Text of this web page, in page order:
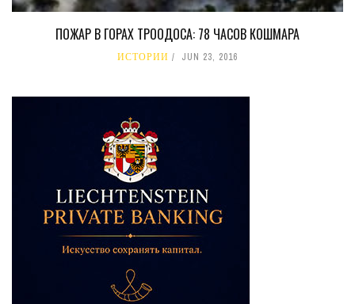
ПОЖАР В ГОРАХ ТРООДОСА: 78 ЧАСОВ КОШМАРА
ИСТОРИИ JUN 23, 2016